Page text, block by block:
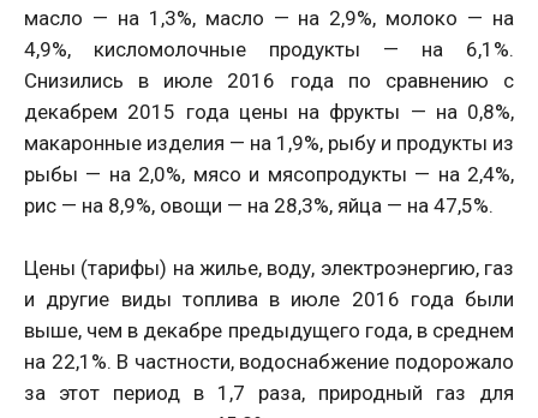
масло — на 1,3%, масло — на 2,9%, молоко — на
4,9%, кисломолочные продукты — на 6,1%.
Снизились в июле 2016 года по сравнению с
декабрем 2015 года цены на фрукты — на 0,8%,
макаронные изделия — на 1,9%, рыбу и продукты из
рыбы — на 2,0%, мясо и мясопродукты — на 2,4%,
рис — на 8,9%, овощи — на 28,3%, яйца — на 47,5%.
Цены (тарифы) на жилье, воду, электроэнергию, газ
и другие виды топлива в июле 2016 года были
выше, чем в декабре предыдущего года, в среднем
на 22,1%. В частности, водоснабжение подорожало
за этот период в 1,7 раза, природный газ для